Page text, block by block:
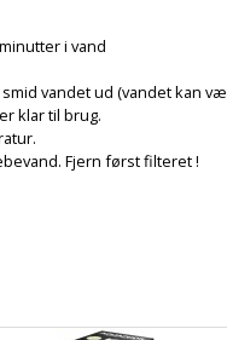
i vand
vandet ud (vandet kan
klar til brug.
Fjern først filteret !